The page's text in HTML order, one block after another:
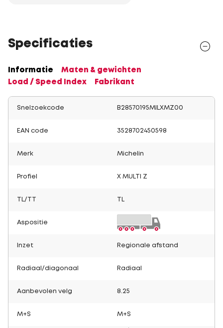
Specificaties
Informatie
Maten & gewichten
Load / Speed Index
Fabrikant
Snelzoekcode B28570195MILXMZ00
EAN code 3528702450598
Merk Michelin
Profiel X MULTI Z
TL/TT
Aspositie
Inzet Regionale afstand
Radiaal/diagonaal Radiaal
Aanbevolen velg 8.25
M+S M+S